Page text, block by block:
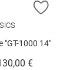
HINZUFÜGEN
ZUR
"GT-1000 14"
€